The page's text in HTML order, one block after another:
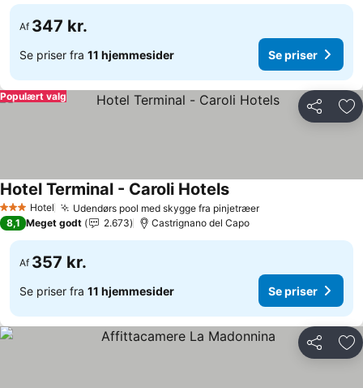
Af 347 kr.
Se priser fra 11 hjemmesider Se priser
Del
Populært valg
3 StjernerHotel Udendørs pool med skygge fra pinjetræerSe priser
Hotel Terminal - Caroli HotelsSe priser
8,1 Meget godt 2.673 Castrignano del Capo
Af 357 kr.
Se priser fra 11 hjemmesider Se priser
Del